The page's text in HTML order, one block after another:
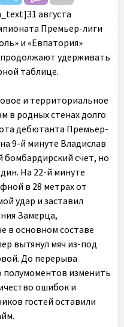
августа
Премьер-лиги
и «Евпатория»
удерживать
таблице.
и территориальное
в родных стенах долго
дебютанта Премьер-
9-й минуте Владислав
счет, но
На 22-й минуте
в 28 метрах от
удар и заставил
Замерца,
в основном составе
вытянул мяч из-под
До перерыва
полумоментов изменить
ошибок и
гостей оставили